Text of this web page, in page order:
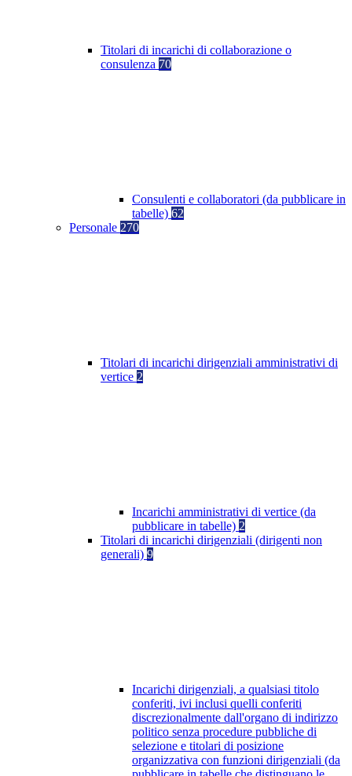
Titolari di incarichi di collaborazione o
consulenza 70
Consulenti e collaboratori (da pubblicare in
tabelle) 62
Personale 270
Titolari di incarichi dirigenziali amministrativi di
vertice 2
Incarichi amministrativi di vertice (da
pubblicare in tabelle) 2
Titolari di incarichi dirigenziali (dirigenti non
generali) 9
Incarichi dirigenziali, a qualsiasi titolo
conferiti, ivi inclusi quelli conferiti
discrezionalmente dall'organo di indirizzo
politico senza procedure pubbliche di
selezione e titolari di posizione
organizzativa con funzioni dirigenziali (da